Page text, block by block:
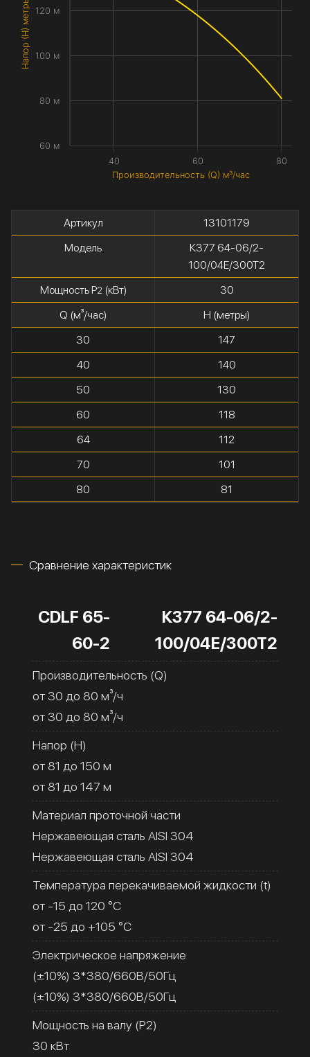
Производительность (Q) м³/час
Напор (H) метры
40 60 80
60 м
80 м
100 м
120 м
Артикул
13101179
Модель
К377 64-06/2-
100/04Е/300Т2
Мощность P2(кВт)
30
Q (м³/час)
H (метры)
30
147
40
140
50
130
60
118
64
112
70
101
80
81
Сравнение характеристик
CDLF 65-
60-2
К377 64-06/2-
100/04Е/300Т2
Производительность (Q)
от 30 до 80 м³/ч
от 30 до 80 м³/ч
Напор (H)
от 81 до 150 м
от 81 до 147 м
Материал проточной части
Нержавеющая сталь AISI 304
Нержавеющая сталь AISI 304
Температура перекачиваемой жидкости (t)
от -15 до 120 °C
от -25 до +105 °C
Электрическое напряжение
(±10%) 3*380/660В/50Гц
(±10%) 3*380/660В/50Гц
Мощность на валу (Р2)
30 кВт